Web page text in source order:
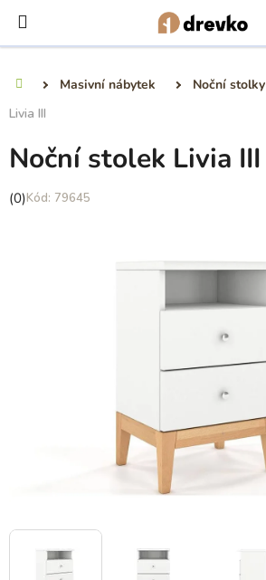
obsah
Masivní nábytek Noční stolky
Livia III
Noční stolek Livia III
Průměrné
(0) 79645